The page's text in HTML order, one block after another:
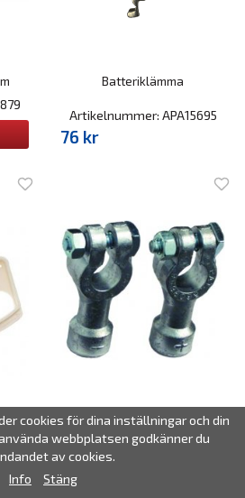
Batteriklämma
Artikelnummer: APA15695
76 kr
Batteripolsadapter topp till
sidoanslutning
Artikelnummer: STMBP79
150 kr
cookies för dina inställningar och din
webbplatsen godkänner du
av cookies.
Info
Stäng